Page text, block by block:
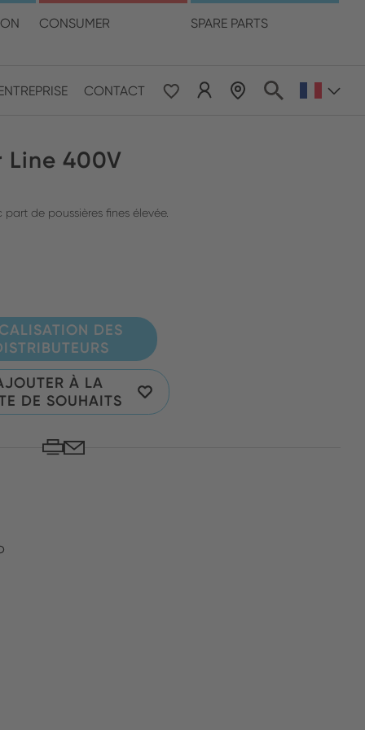
CONSUMER SPARE PARTS
CONTACT
langue
& Pacific
Line 400V
de poussières fines élevée.
DES
À LA
DE SOUHAITS